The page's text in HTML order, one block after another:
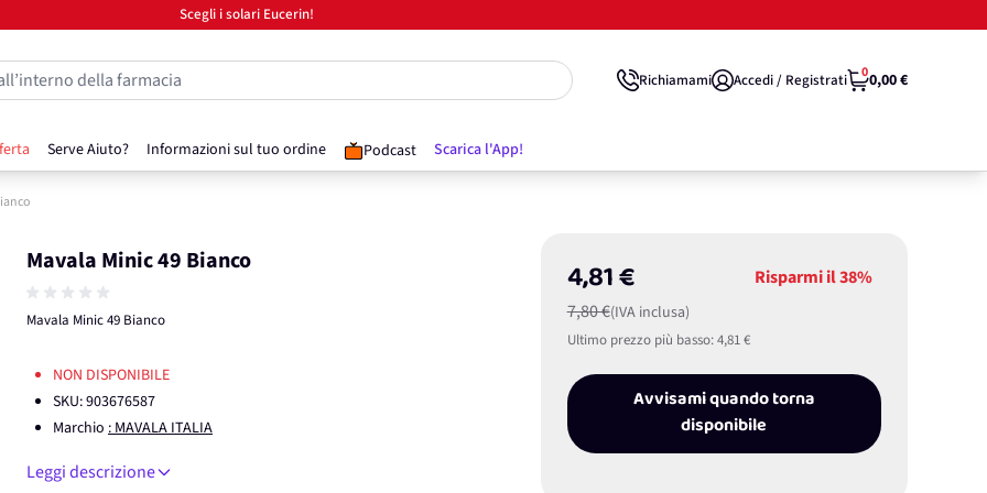
Scegli i solari Eucerin!
Serve Aiuto? Informazioni sul tuo ordine Podcast Scarica l'App!
della farmacia Richiamami Accedi / Registrati 00,00 €
Mavala Minic 49 Bianco
Mavala Minic 49 Bianco
4,81 €
7,80 €(IVA inclusa)
Risparmi il38%
Ultimo prezzo più basso:4,81 €
Avvisami quando torna
disponibile
NON DISPONIBILE
SKU:903676587
Marchio : MAVALA ITALIA
Leggi descrizione